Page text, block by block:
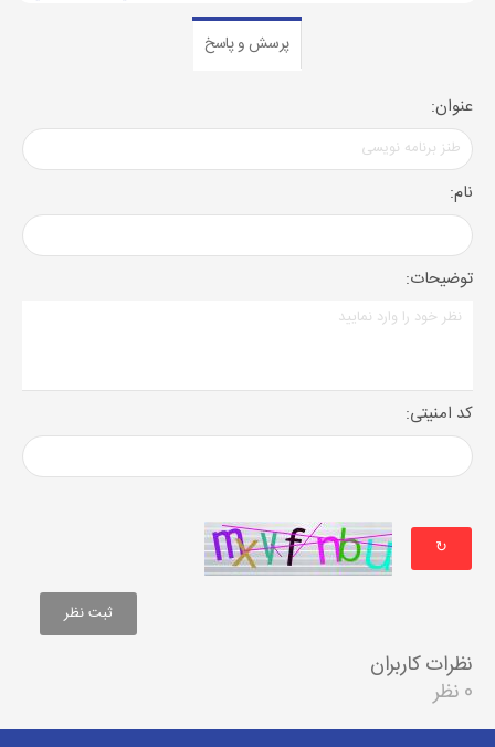
پرسش و پاسخ
عنوان:
نام:
توضیحات:
کد امنیتی:
↻
نظرات کاربران
0 نظر